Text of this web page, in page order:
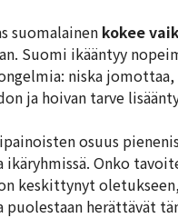
suomalainen kokee
Suomi ikääntyy
niska
ja hoivan tarve
osuus
Onko
keskittynyt
herättävät